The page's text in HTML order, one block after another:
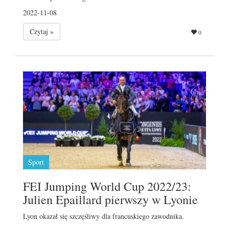
2022-11-08
Czytaj »
0
Sport
FEI Jumping World Cup 2022/23:
Julien Epaillard pierwszy w Lyonie
Lyon okazał się szczęśliwy dla francuskiego zawodnika.